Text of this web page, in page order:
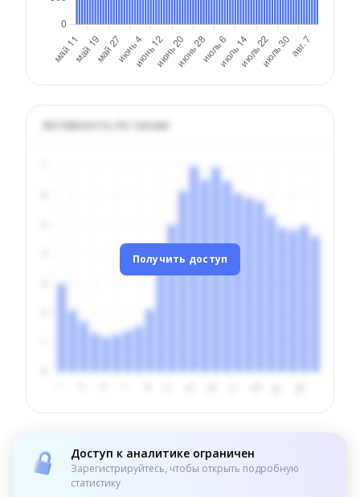
Активность по часам
Получить доступ
Доступ к аналитике ограничен
Зарегистрируйтесь, чтобы открыть подробную
статистику